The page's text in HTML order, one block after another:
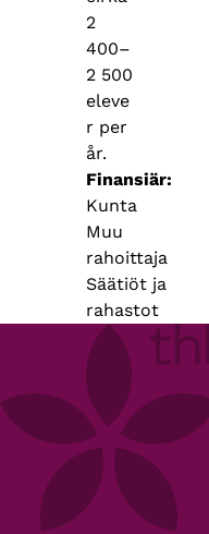
2
400–
2 500
eleve
r per
år.
Finansiär
Kunta
Muu
rahoittaja
Säätiöt ja
rahastot